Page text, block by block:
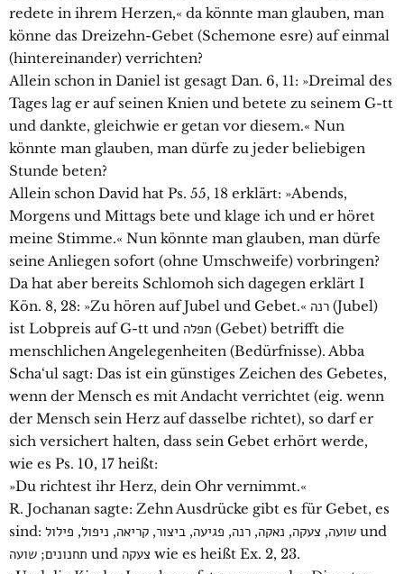
redete in ihrem Herzen,« da könnte man glauben, man
könne das Dreizehn-Gebet (Schemone esre) auf einmal
(hintereinander) verrichten?
Allein schon in Daniel ist gesagt Dan. 6, 11: »Dreimal des
Tages lag er auf seinen Knien und betete zu seinem G-tt
und dankte, gleichwie er getan vor diesem.« Nun
könnte man glauben, man dürfe zu jeder beliebigen
Stunde beten?
Allein schon David hat Ps. 55, 18 erklärt: »Abends,
Morgens und Mittags bete und klage ich und er höret
meine Stimme.« Nun könnte man glauben, man dürfe
seine Anliegen sofort (ohne Umschweife) vorbringen?
Da hat aber bereits Schlomoh sich dagegen erklärt I
Kön. 8, 28: »Zu hören auf Jubel und Gebet.« רנה (Jubel)
ist Lobpreis auf G-tt und תפלה (Gebet) betrifft die
menschlichen Angelegenheiten (Bedürfnisse). Abba
Scha‘ul sagt: Das ist ein günstiges Zeichen des Gebetes,
wenn der Mensch es mit Andacht verrichtet (eig. wenn
der Mensch sein Herz auf dasselbe richtet), so darf er
sich versichert halten, dass sein Gebet erhört werde,
wie es Ps. 10, 17 heißt:
»Du richtest ihr Herz, dein Ohr vernimmt.«
R. Jochanan sagte: Zehn Ausdrücke gibt es für Gebet, es
sind: שועה, צעקה, נאקה, רנה, פגיעה, ביצור, קריאה, ניפול, פילול und
תחנונים; שועה und צעקה wie es heißt Ex. 2, 23.